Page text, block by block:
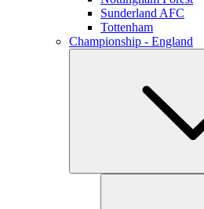
Sunderland AFC
Tottenham
Championship - England